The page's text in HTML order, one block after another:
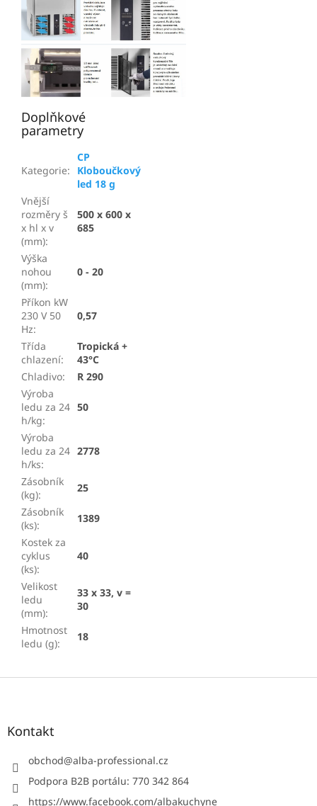
Doplňkové
parametry
Kategorie:
CP
Kloboučkový
led 18 g
Vnější
rozměry š
x hl x v
(mm):
500 x 600 x
685
Výška
nohou
(mm):
0 - 20
Příkon kW
230 V 50
Hz:
0,57
Třída
chlazení:
Tropická +
43°C
Chladivo:
R 290
Výroba
ledu za 24
h/kg:
50
Výroba
ledu za 24
h/ks:
2778
Zásobník
(kg):
25
Zásobník
(ks):
1389
Kostek za
cyklus
(ks):
40
Velikost
ledu
(mm):
33 x 33, v =
30
Hmotnost
ledu (g):
18
Z
Kontakt
obchod@alba-professional.cz
Podpora B2B portálu: 770 342 864
https://www.facebook.com/albakuchyne